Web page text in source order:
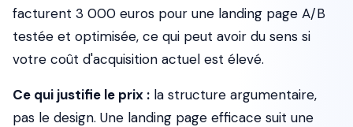
facturent 3 000 euros pour une landing page A/B
testée et optimisée, ce qui peut avoir du sens si
votre coût d'acquisition actuel est élevé.
Ce qui justifie le prix : la structure argumentaire,
pas le design. Une landing page efficace suit une